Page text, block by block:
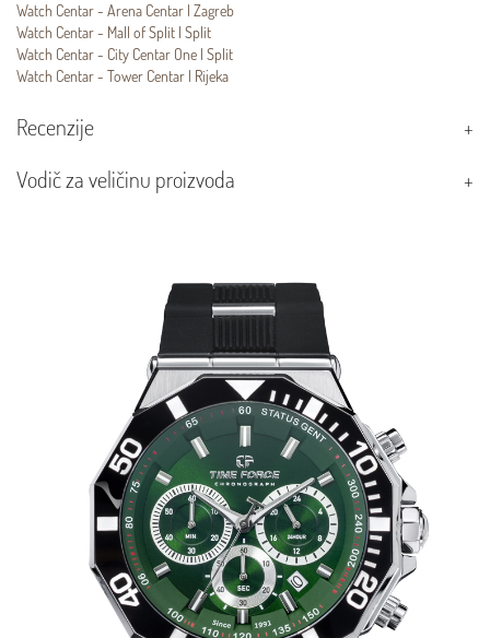
Watch Centar - Arena Centar | Zagreb
Watch Centar - Mall of Split | Split
Watch Centar - City Centar One | Split
Watch Centar - Tower Centar | Rijeka
Recenzije
Vodič za veličinu proizvoda